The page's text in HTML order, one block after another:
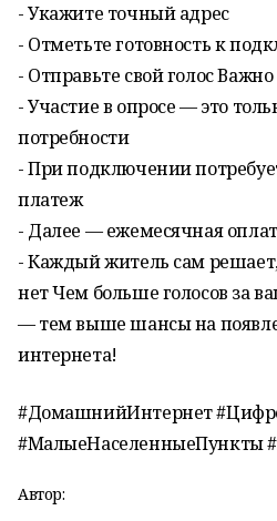
- Укажите точный адрес
- Отметьте готовность к
- Отправьте свой голос Важно
- Участие в опросе — это
потребности
- При подключении
платеж
- Далее — ежемесячная
- Каждый житель сам
нет Чем больше голосов за
— тем выше шансы на
интернета!
#ДомашнийИнтернет
#МалыеНаселенныеПункты
Автор: